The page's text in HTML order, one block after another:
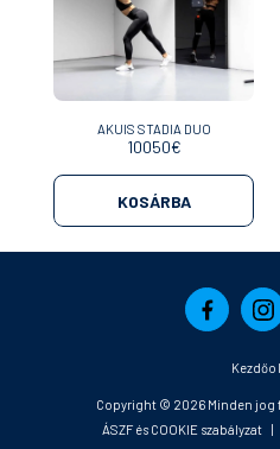
AKUIS STADIA DUO
10050€
KOSÁRBA
Copyright © 2026 Minden jog
ÁSZF és COOKIE szabályzat|